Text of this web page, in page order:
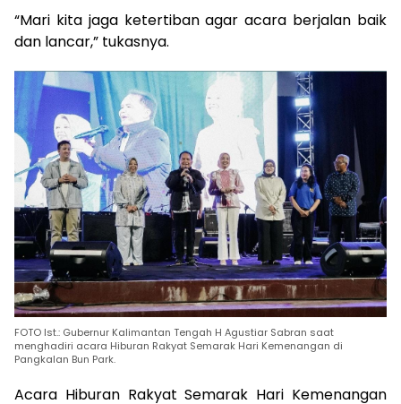
“Mari kita jaga ketertiban agar acara berjalan baik
dan lancar,” tukasnya.
FOTO Ist.: Gubernur Kalimantan Tengah H Agustiar Sabran saat
menghadiri acara Hiburan Rakyat Semarak Hari Kemenangan di
Pangkalan Bun Park.
Acara Hiburan Rakyat Semarak Hari Kemenangan